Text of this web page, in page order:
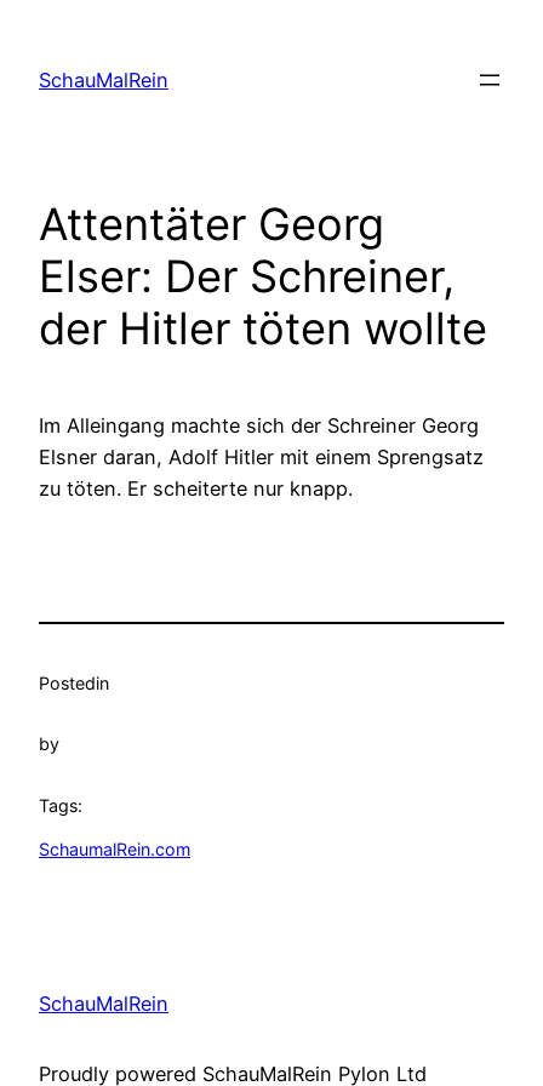
content
SchauMalRein
Attentäter Georg
Elser: Der Schreiner,
der Hitler töten wollte
Im Alleingang machte sich der Schreiner Georg
Elsner daran, Adolf Hitler mit einem Sprengsatz
zu töten. Er scheiterte nur knapp.
Postedin
by
Tags:
SchaumalRein.com
SchauMalRein
Proudly powered SchauMalRein Pylon Ltd